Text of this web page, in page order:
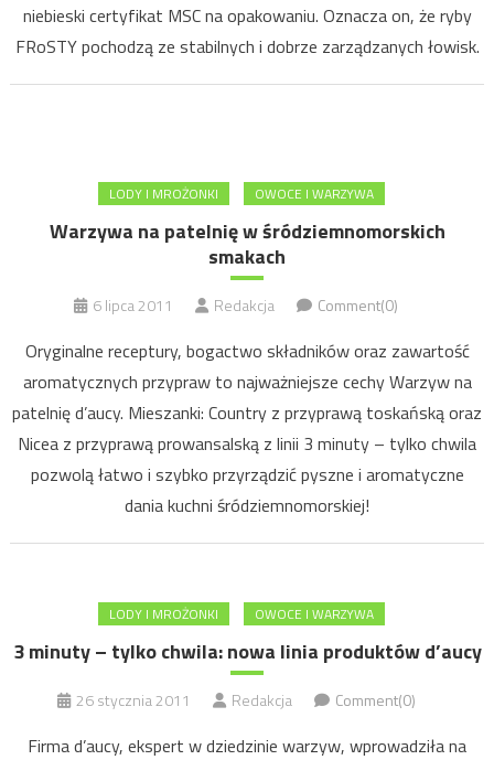
niebieski certyfikat MSC na opakowaniu. Oznacza on, że ryby
FRoSTY pochodzą ze stabilnych i dobrze zarządzanych łowisk.
LODY I MROŻONKI OWOCE I WARZYWA
Warzywa na patelnię w śródziemnomorskich
smakach
6 lipca 2011 Redakcja Comment(0)
Oryginalne receptury, bogactwo składników oraz zawartość
aromatycznych przypraw to najważniejsze cechy Warzyw na
patelnię d’aucy. Mieszanki: Country z przyprawą toskańską oraz
Nicea z przyprawą prowansalską z linii 3 minuty – tylko chwila
pozwolą łatwo i szybko przyrządzić pyszne i aromatyczne
dania kuchni śródziemnomorskiej!
LODY I MROŻONKI OWOCE I WARZYWA
3 minuty – tylko chwila: nowa linia produktów d’aucy
26 stycznia 2011 Redakcja Comment(0)
Firma d’aucy, ekspert w dziedzinie warzyw, wprowadziła na